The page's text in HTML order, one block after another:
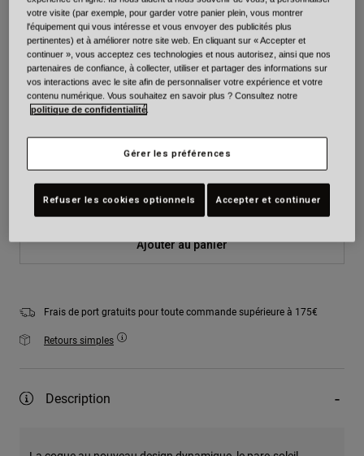
Couleur -Noir
sélectionné
Taille Tableau des tailles
S M L XL 2XL
Ajouter au panier
Frais de port gratuits pour toute commande supérieure à 175€
Retours simples
Description
votre visite (par exemple, pour garder votre panier plein, vous montrer
l'équipement qui vous intéresse et vous envoyer des publicités plus
pertinentes) et à améliorer notre site web. En cliquant sur « Accepter et
continuer », vous acceptez ces technologies et nous autorisez, ainsi que nos
partenaires de confiance, à collecter, utiliser et partager des informations sur
vos interactions avec le site afin de personnaliser votre expérience et votre
contenu numérique. Vous souhaitez en savoir plus ? Consultez notre
politique de confidentialité.
Gérer les préférences
Refuser les cookies optionnels Accepter et continuer